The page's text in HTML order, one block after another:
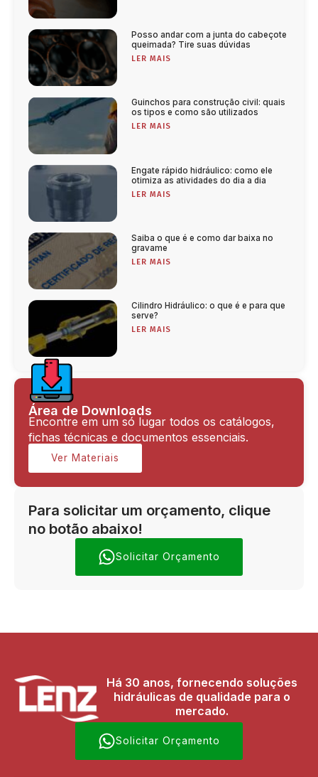
Posso andar com a junta do cabeçote
queimada? Tire suas dúvidas
LER MAIS
Guinchos para construção civil: quais
os tipos e como são utilizados
LER MAIS
Engate rápido hidráulico: como ele
otimiza as atividades do dia a dia
LER MAIS
Saiba o que é e como dar baixa no
gravame
LER MAIS
Cilindro Hidráulico: o que é e para que
serve?
LER MAIS
Área de Downloads
Encontre em um só lugar todos os catálogos,
fichas técnicas e documentos essenciais.
Ver Materiais
Para solicitar um orçamento, clique
no botão abaixo!
Solicitar Orçamento
Há 30 anos, fornecendo soluções
hidráulicas de qualidade para o
mercado.
Solicitar Orçamento